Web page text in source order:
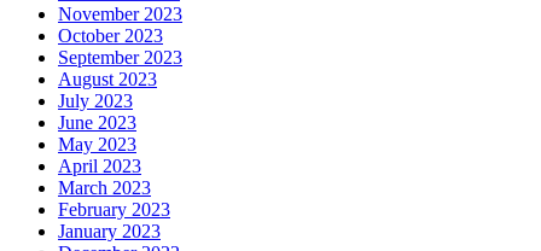
November 2023
October 2023
September 2023
August 2023
July 2023
June 2023
May 2023
April 2023
March 2023
February 2023
January 2023